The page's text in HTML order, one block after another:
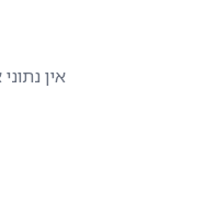
אין